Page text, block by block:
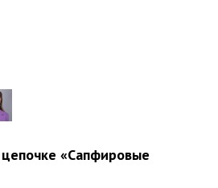
«Сапфировые